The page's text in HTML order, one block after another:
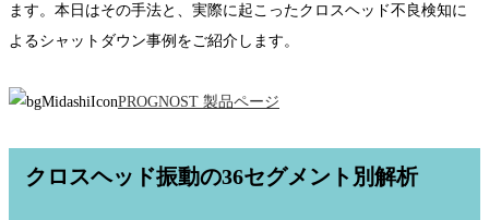
ます。本日はその手法と、実際に起こったクロスヘッド不良検知に
よるシャットダウン事例をご紹介します。
PROGNOST 製品ページ
クロスヘッド振動の36セグメント別解析